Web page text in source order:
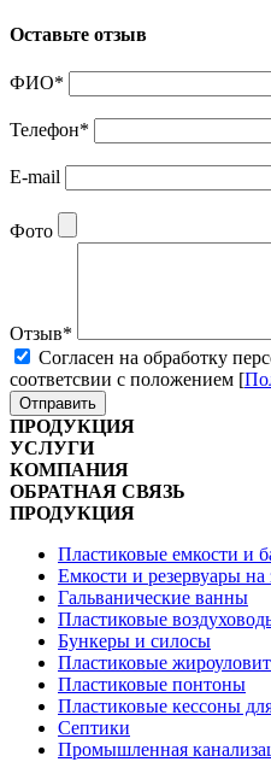
Оставьте отзыв
ФИО*
Телефон*
E-mail
Фото
Отзыв*
Cогласен на обработку
соответсвии с положением [
Отправить
ПРОДУКЦИЯ
УСЛУГИ
КОМПАНИЯ
ОБРАТНАЯ СВЯЗЬ
ПРОДУКЦИЯ
Пластиковые емкости и
Емкости и резервуары на
Гальванические ванны
Пластиковые
Бункеры и силосы
Пластиковые
Пластиковые понтоны
Пластиковые кессоны
Септики
Промышленная